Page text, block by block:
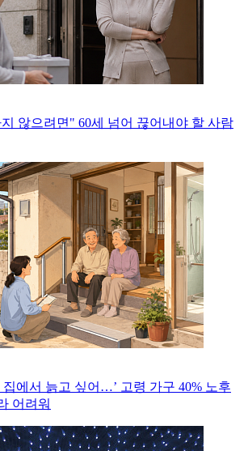
않으려면" 60세 넘어 끊어내야 할 사람
집에서 늙고 싶어…’ 고령 가구 40% 노후
어려워